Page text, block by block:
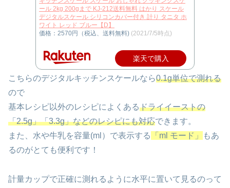
ール 2kg 200gまで KJ-212送料無料 はかり スケール
デジタルスケール シリコンカバー付き 計り タニタ ホ
ワイト レッド ブルー【D】
価格：2570円（税込、送料無料) (2021/7/5時点)
楽天で購入
こちらのデジタルキッチンスケールなら0.1g単位で測れる
ので
基本レシピ以外のレシピによくあるドライイーストの
「2.5g」「3.3g」などのレシピにも対応できます。
また、水や牛乳を容量(ml）で表示する
「ml モード」
もあ
るのがとても便利です！
計量カップで正確に測れるように水平に置いて見るのって